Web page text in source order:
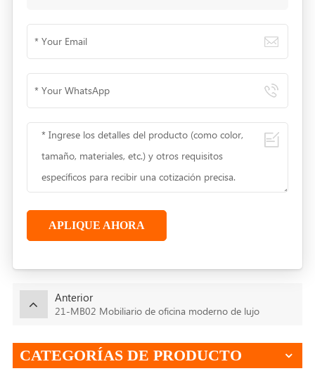
APLIQUE AHORA
Anterior
21-MB02 Mobiliario de oficina moderno de lujo
CATEGORÍAS DE PRODUCTO